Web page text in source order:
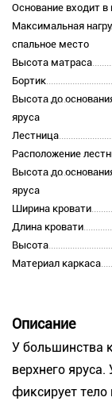
Основание входит в
Максимальная
спальное место
Высота матраса
Бортик
Высота до
яруса
Лестница
Расположение
Высота до
яруса
Ширина кровати
Длина кровати
Высота
Материал каркаса
Описание
У большинства
верхнего
фиксирует тело